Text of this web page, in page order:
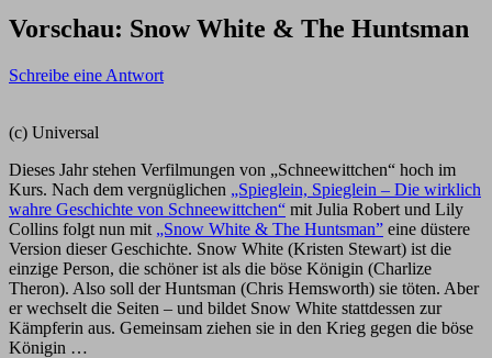
Vorschau: Snow White & The Huntsman
Schreibe eine Antwort
(c) Universal
Dieses Jahr stehen Verfilmungen von „Schneewittchen“ hoch im
Kurs. Nach dem vergnüglichen „Spieglein, Spieglein – Die wirklich
wahre Geschichte von Schneewittchen“ mit Julia Robert und Lily
Collins folgt nun mit „Snow White & The Huntsman” eine düstere
Version dieser Geschichte. Snow White (Kristen Stewart) ist die
einzige Person, die schöner ist als die böse Königin (Charlize
Theron). Also soll der Huntsman (Chris Hemsworth) sie töten. Aber
er wechselt die Seiten – und bildet Snow White stattdessen zur
Kämpferin aus. Gemeinsam ziehen sie in den Krieg gegen die böse
Königin …